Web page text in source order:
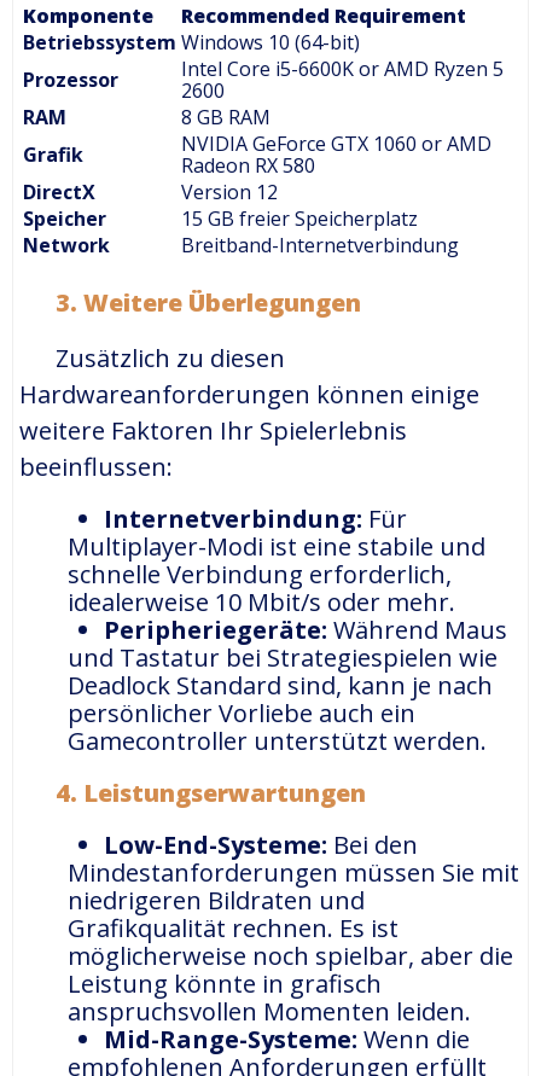
Komponente
Recommended Requirement
Betriebssystem Windows 10 (64-bit)
Prozessor
Intel Core i5-6600K or AMD Ryzen 5
2600
RAM
8 GB RAM
Grafik
NVIDIA GeForce GTX 1060 or AMD
Radeon RX 580
DirectX
Version 12
Speicher
15 GB freier Speicherplatz
Network
Breitband-Internetverbindung
3. Weitere Überlegungen
Zusätzlich zu diesen
Hardwareanforderungen können einige
weitere Faktoren Ihr Spielerlebnis
beeinflussen:
Internetverbindung: Für
Multiplayer-Modi ist eine stabile und
schnelle Verbindung erforderlich,
idealerweise 10 Mbit/s oder mehr.
Peripheriegeräte: Während Maus
und Tastatur bei Strategiespielen wie
Deadlock Standard sind, kann je nach
persönlicher Vorliebe auch ein
Gamecontroller unterstützt werden.
4. Leistungserwartungen
Low-End-Systeme: Bei den
Mindestanforderungen müssen Sie mit
niedrigeren Bildraten und
Grafikqualität rechnen. Es ist
möglicherweise noch spielbar, aber die
Leistung könnte in grafisch
anspruchsvollen Momenten leiden.
Mid-Range-Systeme: Wenn die
empfohlenen Anforderungen erfüllt